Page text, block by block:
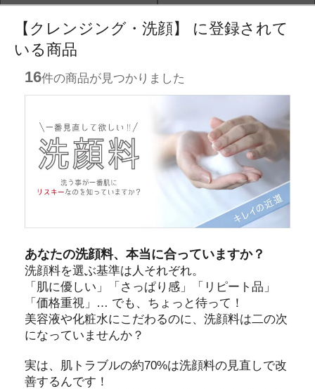
【クレンジング・洗顔】 に登録されて
いる商品
16件の商品が見つかりました
あなたの洗顔料、本当に合っていますか？
洗顔料を選ぶ基準は人それぞれ。
「肌に優しい」「さっぱり感」「リピート品」
「価格重視」… でも、ちょっと待って！
美容液や化粧水にこだわるのに、洗顔料は二の次
になっていませんか？
実は、肌トラブルの約70%は洗顔料の見直しで改
善するんです！